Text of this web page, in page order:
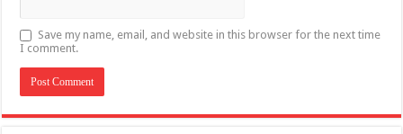
Save my name, email, and website in this browser for the next time
I comment.